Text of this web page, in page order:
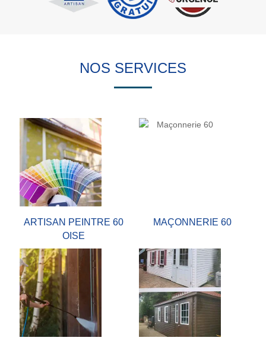
NOS SERVICES
ARTISAN PEINTRE 60
OISE
MAÇONNERIE 60